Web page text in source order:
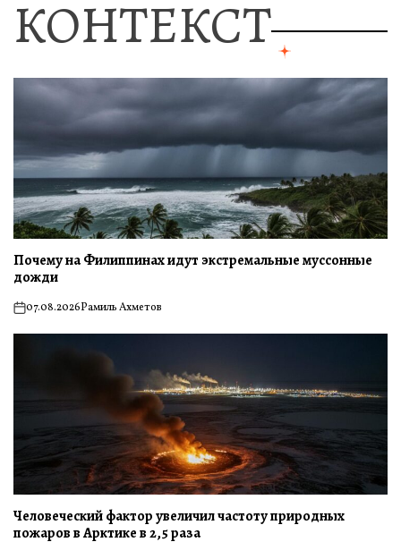
КОНТЕКСТ
Почему на Филиппинах идут экстремальные муссонные
дожди
on07.08.2026Рамиль Ахметов
Человеческий фактор увеличил частоту природных
пожаров в Арктике в 2,5 раза